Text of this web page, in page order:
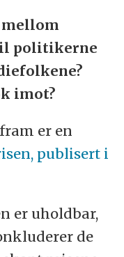
politikerne
imot?
er en
publisert i
er uholdbar,
de